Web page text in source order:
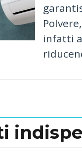
infatti